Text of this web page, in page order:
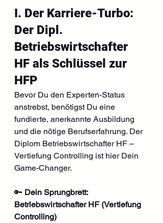
I. Der Karriere-Turbo:
Der Dipl.
Betriebswirtschafter
HF als Schlüssel zur
HFP
Bevor Du den Experten-Status
anstrebst, benötigst Du eine
fundierte, anerkannte Ausbildung
und die nötige Berufserfahrung. Der
Diplom Betriebswirtschafter HF –
Vertiefung Controlling ist hier Dein
Game-Changer.
🔑 Dein Sprungbrett:
Betriebswirtschafter HF (Vertiefung
Controlling)